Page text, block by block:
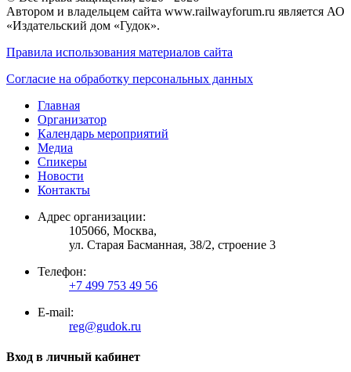
Автором и владельцем сайта www.railwayforum.ru является АО
«Издательский дом «Гудок».
Правила использования материалов сайта
Согласие на обработку персональных данных
Главная
Организатор
Календарь мероприятий
Медиа
Спикеры
Новости
Контакты
Адрес организации:
105066, Москва,
ул. Старая Басманная, 38/2, строение 3
Телефон:
+7 499 753 49 56
E-mail:
reg@gudok.ru
Вход в личный кабинет